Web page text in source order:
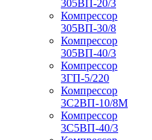
305ВП-20/3
Компрессор
305ВП-30/8
Компрессор
305ВП-40/3
Компрессор
3ГП-5/220
Компрессор
3С2ВП-10/8М
Компрессор
3С5ВП-40/3